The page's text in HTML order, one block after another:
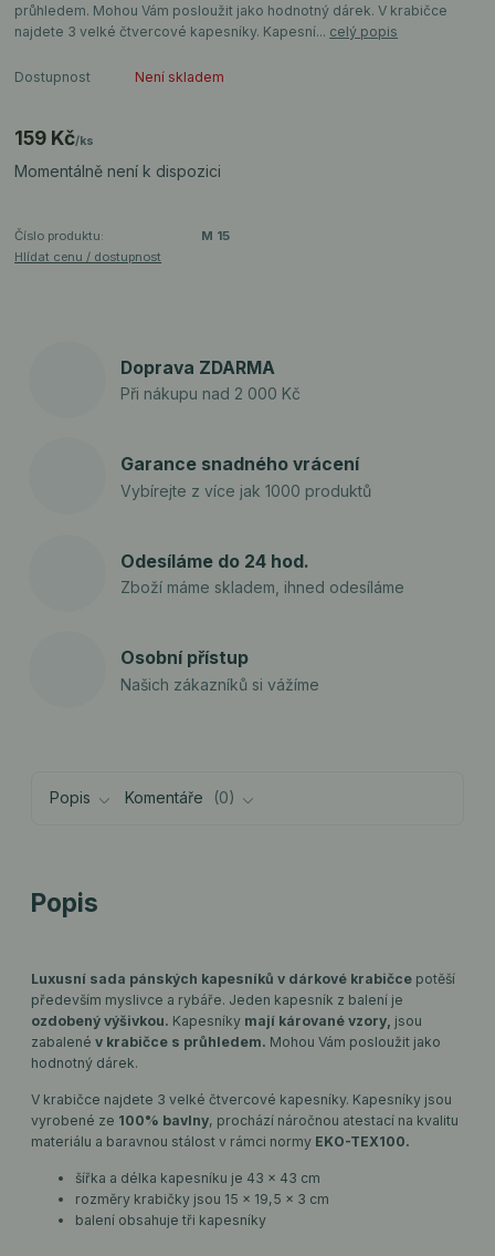
průhledem. Mohou Vám posloužit jako hodnotný dárek. V krabičce
najdete 3 velké čtvercové kapesníky. Kapesní... celý popis
Dostupnost Není skladem
159 Kč/ks
Momentálně není k dispozici
Číslo produktu:
M 15
Hlídat cenu / dostupnost
Doprava ZDARMA
Při nákupu nad 2 000 Kč
Garance snadného vrácení
Vybírejte z více jak 1000 produktů
Odesíláme do 24 hod.
Zboží máme skladem, ihned odesíláme
Osobní přístup
Našich zákazníků si vážíme
Popis Komentáře 0
Popis
Luxusní sada pánských kapesníků v dárkové krabičce potěší
především myslivce a rybáře. Jeden kapesník z balení je
ozdobený výšivkou. Kapesníky mají kárované vzory, jsou
zabalenév krabičce s průhledem. Mohou Vám posloužit jako
hodnotný dárek.
V krabičce najdete 3 velké čtvercové kapesníky. Kapesníky jsou
vyrobené ze 100% bavlny, prochází náročnou atestací na kvalitu
materiálu a baravnou stálost v rámci normy EKO-TEX100.
šířka a délka kapesníku je 43 x 43 cm
rozměry krabičky jsou 15 x 19,5 x 3 cm
balení obsahuje tři kapesníky